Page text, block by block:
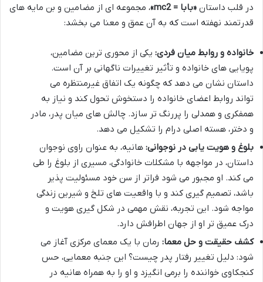
در قلب داستان «بابا = mc2»
، مجموعه ای از مضامین و بن مایه های
قدرتمند نهفته است که به آن عمق و معنا می بخشد:
خانواده و روابط میان فردی: یکی از محوری ترین مضامین،
پویایی های خانواده و تأثیر تغییرات ناگهانی بر آن است.
داستان نشان می دهد که چگونه یک اتفاق غیرمنتظره می
تواند روابط اعضای خانواده را دستخوش تحول کند و نیاز به
همفکری و همدلی را پررنگ تر سازد. چالش های میان پدر، مادر
و دختر، هسته اصلی درام را تشکیل می دهد.
بلوغ و هویت یابی در نوجوانی: هانیه، به عنوان راوی نوجوان
داستان، در مواجهه با مشکلات خانوادگی، مسیری از بلوغ را طی
می کند. او مجبور می شود فراتر از سن خود مسئولیت پذیر
باشد، تصمیم گیری کند و با واقعیت های تلخ و شیرین زندگی
مواجه شود. این تجربه، نقش مهمی در شکل گیری هویت و
درک عمیق تر او از جهان اطرافش دارد.
کشف حقیقت و حل معما: رمان با یک معمای مرکزی آغاز می
شود: دلیل تغییر رفتار پدر چیست؟ این جنبه معمایی، حس
کنجکاوی خواننده را برمی انگیزد و او را به همراه هانیه در